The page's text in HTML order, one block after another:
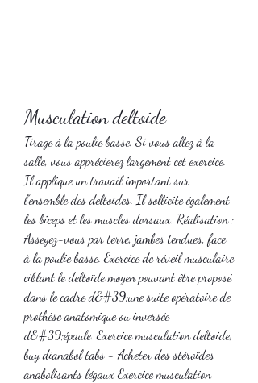
Musculation deltoide
Tirage à la poulie basse. Si vous allez à la
salle, vous apprécierez largement cet exercice.
Il applique un travail important sur
l’ensemble des deltoïdes. Il sollicite également
les biceps et les muscles dorsaux. Réalisation :
Asseyez-vous par terre, jambes tendues, face
à la poulie basse. Exercice de réveil musculaire
ciblant le deltoïde moyen pouvant être proposé
dans le cadre d&#39;une suite opératoire de
prothèse anatomique ou inversée
d&#39;épaule. Exercice musculation deltoide,
buy dianabol tabs - Acheter des stéroïdes
anabolisants légaux Exercice musculation